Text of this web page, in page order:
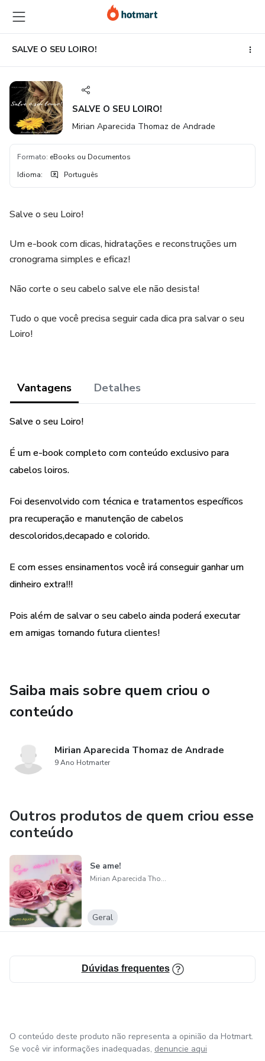
para
o
conteúdo
principal
para
o
pagamento
para
o
rodapé
SALVE O SEU LOIRO!
SALVE O SEU LOIRO!
Mirian Aparecida Thomaz de Andrade
Formato: eBooks ou Documentos
Idioma: Português
Salve o seu Loiro!
Um e-book com dicas, hidratações e reconstruções um
cronograma simples e eficaz!
Não corte o seu cabelo salve ele não desista!
Tudo o que você precisa seguir cada dica pra salvar o seu
Loiro!
Vantagens Detalhes
Salve o seu Loiro!
É um e-book completo com conteúdo exclusivo para
cabelos loiros.
Foi desenvolvido com técnica e tratamentos específicos
pra recuperação e manutenção de cabelos
descoloridos,decapado e colorido.
E com esses ensinamentos você irá conseguir ganhar um
dinheiro extra!!!
Pois além de salvar o seu cabelo ainda poderá executar
em amigas tornando futura clientes!
Saiba mais sobre quem criou o
conteúdo
Mirian Aparecida Thomaz de Andrade
9 Ano Hotmarter
Outros produtos de quem criou esse
conteúdo
Se ame!
Mirian Aparecida Thomaz de Andrade
Geral
Dúvidas frequentes
O conteúdo deste produto não representa a opinião da Hotmart.
Se você vir informações inadequadas, denuncie aqui